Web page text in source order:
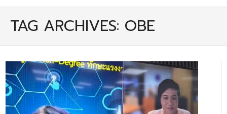
- ปรัชญา วิสัยทัศน์ พันธกิจ ของคณะ
- ประวัติความเป็นมาของคณะ
TAG ARCHIVES: OBE